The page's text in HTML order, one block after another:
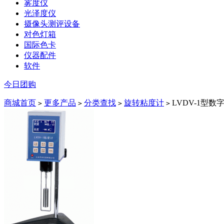
雾度仪
光泽度仪
摄像头测评设备
对色灯箱
国际色卡
仪器配件
软件
今日团购
商城首页 > 更多产品 > 分类查找 > 旋转粘度计 > LVDV-1型数